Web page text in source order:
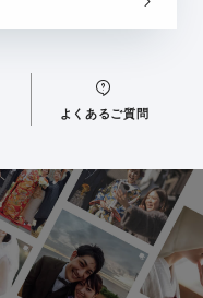
よくあるご質問